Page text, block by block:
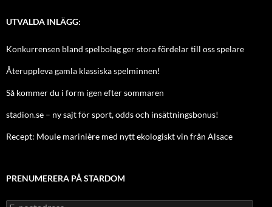
UTVALDA INLÄGG:
Konkurrensen bland spelbolag ger stora fördelar till oss spelare
Återuppleva gamla klassiska spelminnen!
Så kommer du i form igen efter sommaren
stadion.se – ny sajt för sport, odds och insättningsbonus!
Recept: Moule marinière med nytt ekologiskt vin från Alsace
PRENUMERERA PÅ STARDOM
E-